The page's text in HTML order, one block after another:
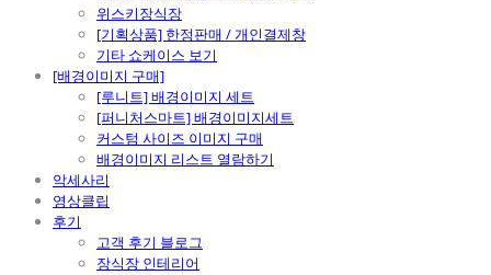
위스키장식장
[기획상품] 한정판매 / 개인결제창
기타 쇼케이스 보기
[배경이미지 구매]
[루니트] 배경이미지 세트
[퍼니처스마트] 배경이미지세트
커스텀 사이즈 이미지 구매
배경이미지 리스트 열람하기
악세사리
영상클립
후기
고객 후기 블로그
장식장 인테리어